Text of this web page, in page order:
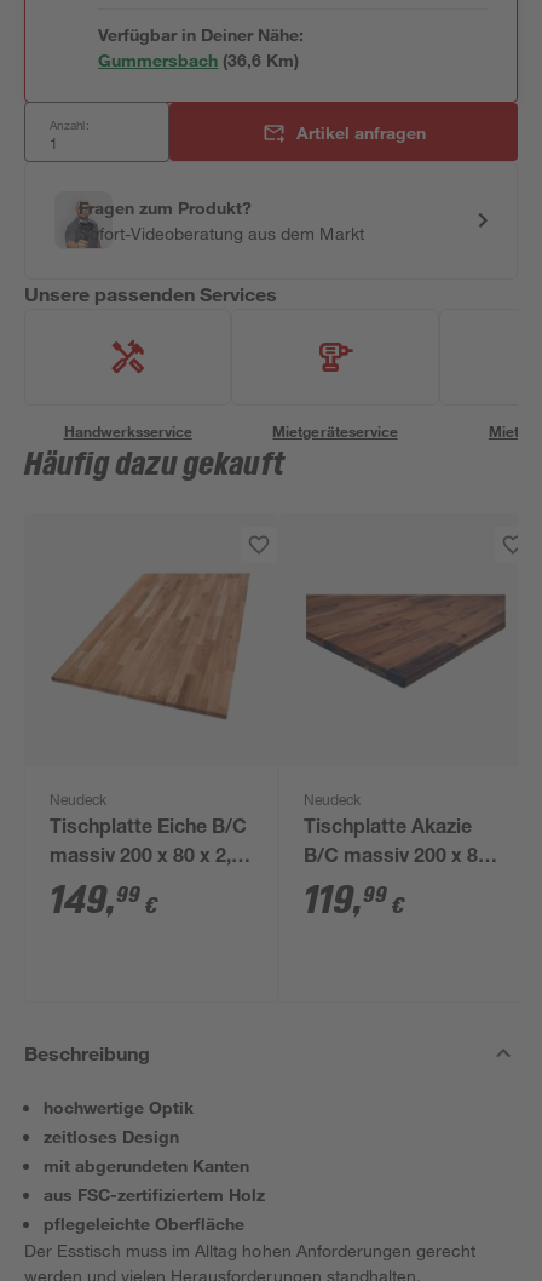
Verfügbar in Deiner Nähe:
Gummersbach (36,6 Km)
Anzahl: Artikel anfragen
Fragen zum Produkt?
Sofort-Videoberatung aus dem Markt
Unsere passenden Services
Handwerksservice Mietgeräteservice
Häufig dazu gekauft
Neudeck
Tischplatte Eiche B/C
massiv 200 x 80 x 2,6
cm
149,99 €
Neudeck
Tischplatte Akazie
B/C massiv 200 x 80 x
2,6 cm
119,99 €
Beschreibung
hochwertige Optik
zeitloses Design
mit abgerundeten Kanten
aus FSC-zertifiziertem Holz
pflegeleichte Oberfläche
Der Esstisch muss im Alltag hohen Anforderungen gerecht
werden und vielen Herausforderungen standhalten.